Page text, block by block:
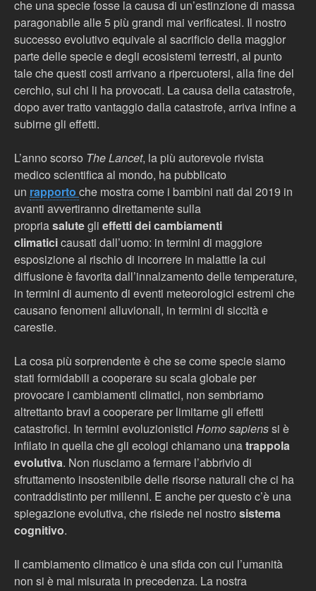
che una specie fosse la causa di un’estinzione di massa
paragonabile alle 5 più grandi mai verificatesi. Il nostro
successo evolutivo equivale al sacrificio della maggior
parte delle specie e degli ecosistemi terrestri, al punto
tale che questi costi arrivano a ripercuotersi, alla fine del
cerchio, sui chi li ha provocati. La causa della catastrofe,
dopo aver tratto vantaggio dalla catastrofe, arriva infine a
subirne gli effetti.
L’anno scorso The Lancet, la più autorevole rivista
medico scientifica al mondo, ha pubblicato
un rapporto che mostra come i bambini nati dal 2019 in
avanti avvertiranno direttamente sulla
propriasalutegli effetti dei cambiamenti
climaticicausati dall’uomo: in termini di maggiore
esposizione al rischio di incorrere in malattie la cui
diffusione è favorita dall’innalzamento delle temperature,
in termini di aumento di eventi meteorologici estremi che
causano fenomeni alluvionali, in termini di siccità e
carestie.
La cosa più sorprendente è che se come specie siamo
stati formidabili a cooperare su scala globale per
provocare i cambiamenti climatici, non sembriamo
altrettanto bravi a cooperare per limitarne gli effetti
catastrofici. In termini evoluzionistici Homo sapienssi è
infilato in quella che gli ecologi chiamano unatrappola
evolutiva. Non riusciamo a fermare l’abbrivio di
sfruttamento insostenibile delle risorse naturali che ci ha
contraddistinto per millenni. E anche per questo c’è una
spiegazione evolutiva, che risiede nel nostro sistema
cognitivo.
Il cambiamento climatico è una sfida con cui l’umanità
non si è mai misurata in precedenza. La nostra